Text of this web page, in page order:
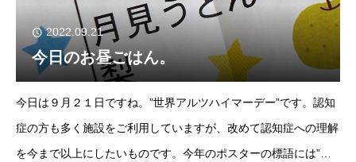
2022.09.21
今日のお昼ごはん。
今日は９月２１日ですね。”世界アルツハイマーデー”です。認知
症の方も多く施設をご利用していますが、改めて認知症への理解
を今まで以上にしたいものです。今年のポスターの標語には”忘